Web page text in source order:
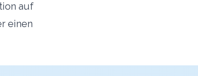
auf
einen